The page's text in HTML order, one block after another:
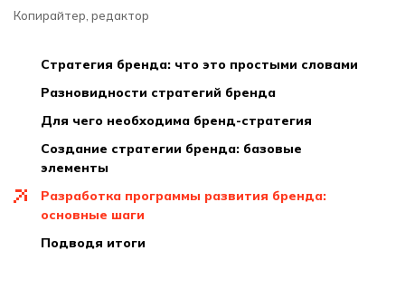
Копирайтер, редактор
стратегия бренда: что это простыми словами
разновидности стратегий бренда
для чего необходима бренд-стратегия
создание стратегии бренда: базовые
элементы
разработка программы развития бренда:
основные шаги
подводя итоги